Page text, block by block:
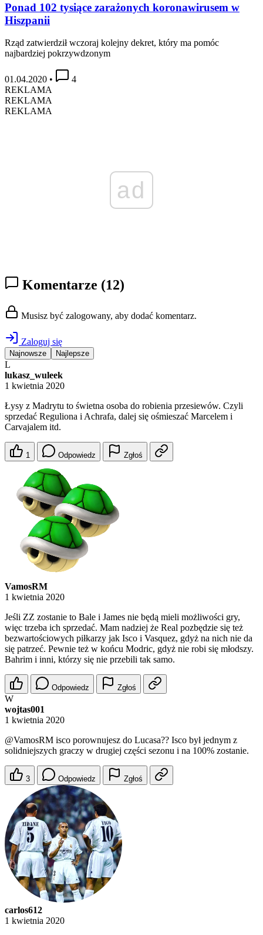
Ponad 102 tysiące zarażonych koronawirusem w
Hiszpanii
Rząd zatwierdził wczoraj kolejny dekret, który ma pomóc
najbardziej pokrzywdzonym
01.04.2020 •
4
REKLAMA
REKLAMA
REKLAMA
ad
Komentarze (12)
Musisz być zalogowany, aby dodać komentarz.
Zaloguj się
Najnowsze Najlepsze
L
lukasz_wuleek
1 kwietnia 2020
Łysy z Madrytu to świetna osoba do robienia przesiewów. Czyli
sprzedać Reguliona i Achrafa, dalej się ośmieszać Marcelem i
Carvajalem itd.
1 Odpowiedz Zgłoś
VamosRM
1 kwietnia 2020
Jeśli ZZ zostanie to Bale i James nie będą mieli możliwości gry,
więc trzeba ich sprzedać. Mam nadziej że Real pozbędzie się też
bezwartościowych piłkarzy jak Isco i Vasquez, gdyż na nich nie da
się patrzeć. Pewnie też w końcu Modric, gdyż nie robi się młodszy.
Bahrim i inni, którzy się nie przebili tak samo.
Odpowiedz Zgłoś
W
wojtas001
1 kwietnia 2020
@VamosRM isco porownujesz do Lucasa?? Isco był jednym z
solidniejszych graczy w drugiej części sezonu i na 100% zostanie.
3 Odpowiedz Zgłoś
carlos612
1 kwietnia 2020